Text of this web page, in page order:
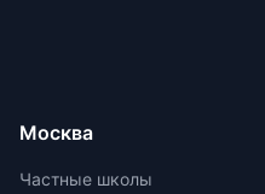
государственной
При выборе ранца
Москва
Частные школы